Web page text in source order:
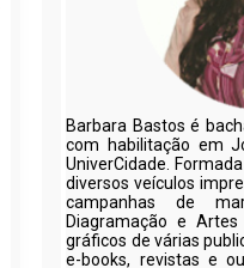
Barbara Bastos é
com habilitação em
UniverCidade.
diversos veículos
campanhas de
Diagramação e
gráficos de várias
e-books, revistas e